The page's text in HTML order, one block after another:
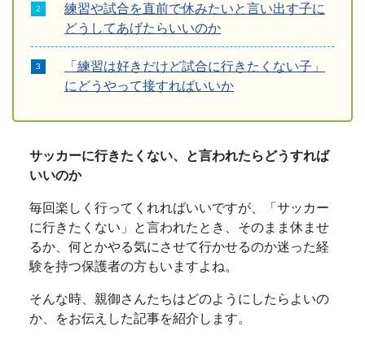
練習や試合を直前で休みたいと言い出す子に
どうしてあげたらいいのか
「練習は好きだけど試合に行きたくない子」
にどうやって接すればいいか
サッカーに行きたくない、と言われたらどうすれば
いいのか
毎回楽しく行ってくれればいいですが、「サッカー
に行きたくない」と言われたとき、そのまま休ませ
るか、何とかやる気にさせて行かせるのか迷った経
験を持つ保護者の方もいますよね。
そんな時、親御さんたちはどのようにしたらよいの
か、をお伝えした記事を紹介します。